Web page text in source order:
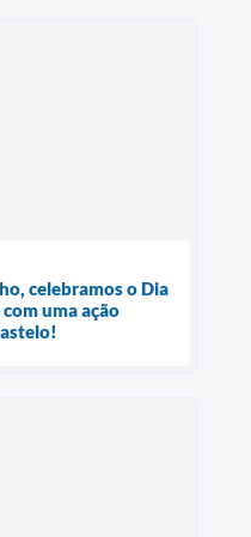
celebramos o Dia
uma ação